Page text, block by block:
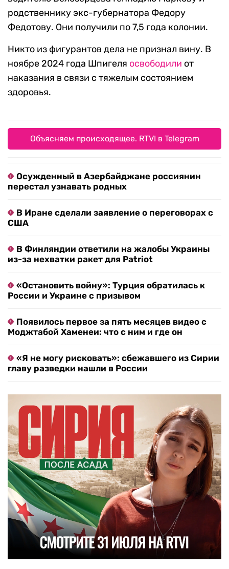
родственнику экс-губернатора Федору
Федотову. Они получили по 7,5 года колонии.
Никто из фигурантов дела не признал вину. В
ноябре 2024 года Шпигеля освободили от
наказания в связи с тяжелым состоянием
здоровья.
Объясняем происходящее. RTVI в Telegram
Осужденный в Азербайджане россиянин
перестал узнавать родных
В Иране сделали заявление о переговорах с
США
В Финляндии ответили на жалобы Украины
из-за нехватки ракет для Patriot
«Остановить войну»: Турция обратилась к
России и Украине с призывом
Появилось первое за пять месяцев видео с
Моджтабой Хаменеи: что с ним и где он
«Я не могу рисковать»: сбежавшего из Сирии
главу разведки нашли в России